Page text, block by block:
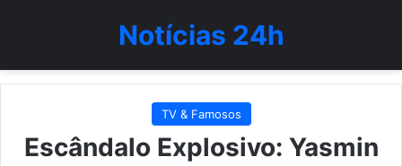
Notícias 24h
TV & Famosos
Escândalo Explosivo: Yasmin